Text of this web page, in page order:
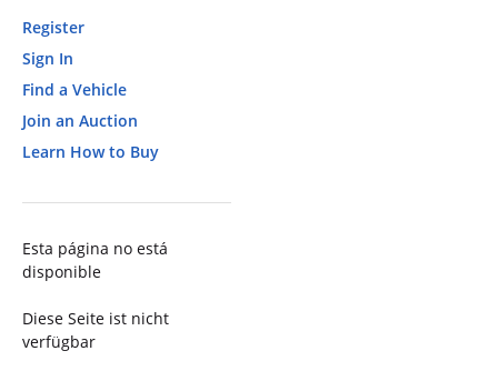
Register
Sign In
Find a Vehicle
Join an Auction
Learn How to Buy
Esta página no está
disponible
Diese Seite ist nicht
verfügbar